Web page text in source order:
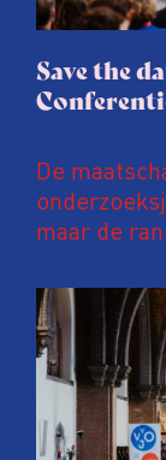
Save the
De
maar de
en urgente